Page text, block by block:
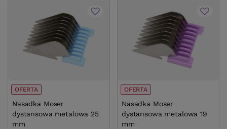
OFERTA
Nasadka Moser
dystansowa metalowa 25
mm
OFERTA
Nasadka Moser
dystansowa metalowa 19
mm